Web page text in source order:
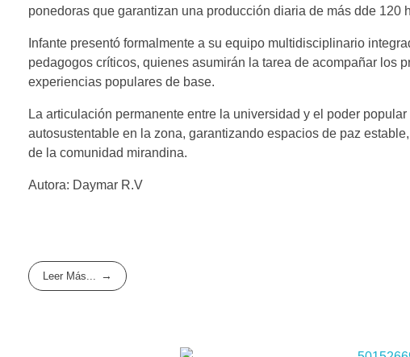
ponedoras que garantizan una producción diaria de más dde
Infante presentó formalmente a su equipo multidisciplinario
pedagogos críticos, quienes asumirán la tarea de acompañar los
experiencias populares de base.
​La articulación permanente entre la universidad y el poder
autosustentable en la zona, garantizando espacios de paz
de la comunidad mirandina.
Autora: Daymar R.V
Leer Más...